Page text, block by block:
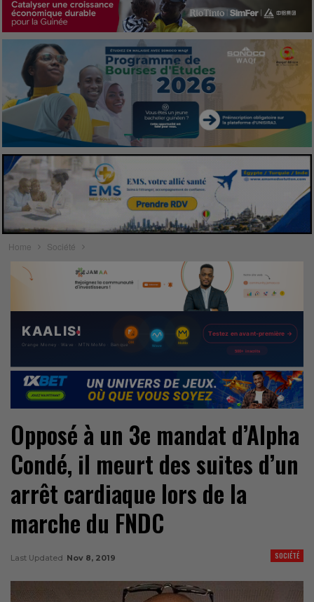
Home Société
Opposé à un 3e mandat d’Alpha
Condé, il meurt des suites d’un
arrêt cardiaque lors de la
marche du FNDC
SOCIÉTÉ
Last Updated Nov 8, 2019